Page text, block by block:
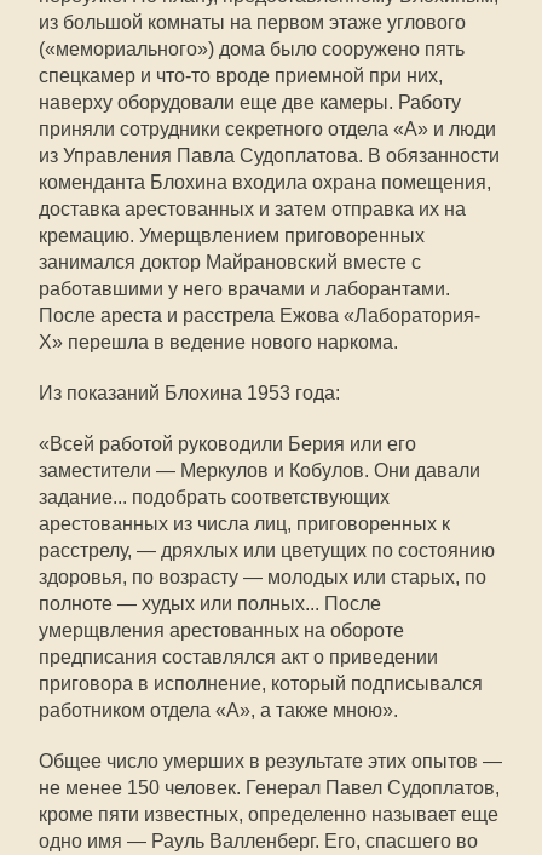
из большой комнаты на первом этаже углового
(«мемориального») дома было сооружено пять
спецкамер и что-то вроде приемной при них,
наверху оборудовали еще две камеры. Работу
приняли сотрудники секретного отдела «А» и люди
из Управления Павла Судоплатова. В обязанности
коменданта Блохина входила охрана помещения,
доставка арестованных и затем отправка их на
кремацию. Умерщвлением приговоренных
занимался доктор Майрановский вместе с
работавшими у него врачами и лаборантами.
После ареста и расстрела Ежова «Лаборатория-
Х» перешла в ведение нового наркома.
Из показаний Блохина 1953 года:
«Всей работой руководили Берия или его
заместители — Меркулов и Кобулов. Они давали
задание... подобрать соответствующих
арестованных из числа лиц, приговоренных к
расстрелу, — дряхлых или цветущих по состоянию
здоровья, по возрасту — молодых или старых, по
полноте — худых или полных... После
умерщвления арестованных на обороте
предписания составлялся акт о приведении
приговора в исполнение, который подписывался
работником отдела «А», а также мною».
Общее число умерших в результате этих опытов —
не менее 150 человек. Генерал Павел Судоплатов,
кроме пяти известных, определенно называет еще
одно имя — Рауль Валленберг. Его, спасшего во